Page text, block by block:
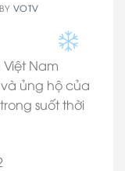
BY VOTV
Nam
ủng hộ của
suốt thời